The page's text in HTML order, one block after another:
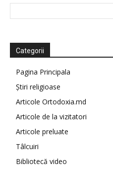
Categorii
Pagina Principala
Știri religioase
Articole Ortodoxia.md
Articole de la vizitatori
Articole preluate
Tâlcuiri
Bibliotecă video